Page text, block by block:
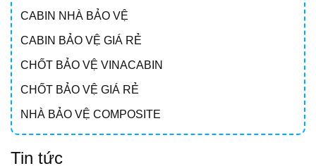
CABIN NHÀ BẢO VỆ
CABIN BẢO VỆ GIÁ RẺ
CHỐT BẢO VỆ VINACABIN
CHỐT BẢO VỆ GIÁ RẺ
NHÀ BẢO VỆ COMPOSITE
Tin tức